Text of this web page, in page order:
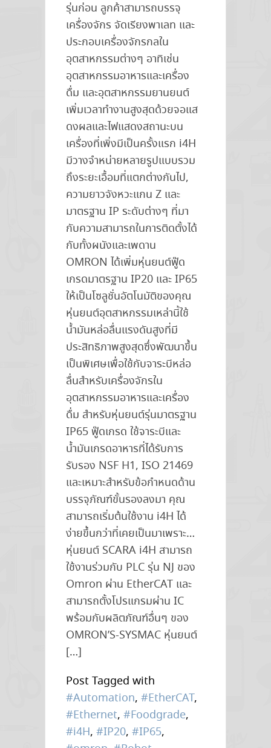
รุ่นก่อน ลูกค้าสามารถบรรจุ
เครื่องจักร จัดเรียงพาเลท และ
ประกอบเครื่องจักรกลใน
อุตสาหกรรมต่างๆ อาทิเช่น
อุตสาหกรรมอาหารและเครื่อง
ดื่ม และอุตสาหกรรมยานยนต์
เพิ่มเวลาทำงานสูงสุดด้วยจอแส
ดงผลและไฟแสดงสถานะบน
เครื่องที่เพิ่งมีเป็นครั้งแรก i4H
มีวางจำหน่ายหลายรูปแบบรวม
ถึงระยะเอื้อมที่แตกต่างกันไป,
ความยาวจังหวะแกน Z และ
มาตรฐาน IP ระดับต่างๆ ที่มา
กับความสามารถในการติดตั้งได้
กับทั้งผนังและเพดาน
OMRON ได้เพิ่มหุ่นยนต์ฟู๊ด
เกรดมาตรฐาน IP20 และ IP65
ให้เป็นโซลูชั่นอัตโนมัติของคุณ
หุ่นยนต์อุตสาหกรรมเหล่านี้ใช้
น้ำมันหล่อลื่นแรงดันสูงที่มี
ประสิทธิภาพสูงสุดซึ่งพัฒนาขึ้น
เป็นพิเศษเพื่อใช้กับจาระบีหล่อ
ลื่นสำหรับเครื่องจักรใน
อุตสาหกรรมอาหารและเครื่อง
ดื่ม สำหรับหุ่นยนต์รุ่นมาตรฐาน
IP65 ฟู๊ดเกรด ใช้จาระบีและ
น้ำมันเกรดอาหารที่ได้รับการ
รับรอง NSF H1, ISO 21469
และเหมาะสำหรับข้อกำหนดด้าน
บรรจุภัณฑ์ขั้นรองลงมา คุณ
สามารถเริ่มต้นใช้งาน i4H ได้
ง่ายขึ้นกว่าที่เคยเป็นมาเพราะ…
หุ่นยนต์ SCARA i4H สามารถ
ใช้งานร่วมกับ PLC รุ่น NJ ของ
Omron ผ่าน EtherCAT และ
สามารถตั้งโปรแกรมผ่าน IC
พร้อมกับผลิตภัณฑ์อื่นๆ ของ
OMRON’S-SYSMAC หุ่นยนต์
[…]
Post Tagged with
#Automation, #EtherCAT,
#Ethernet, #Foodgrade,
#i4H, #IP20, #IP65,